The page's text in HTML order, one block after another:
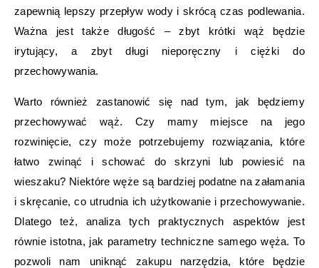
zapewnią lepszy przepływ wody i skrócą czas podlewania.
Ważna jest także długość – zbyt krótki wąż będzie
irytujący, a zbyt długi nieporęczny i ciężki do
przechowywania.
Warto również zastanowić się nad tym, jak będziemy
przechowywać wąż. Czy mamy miejsce na jego
rozwinięcie, czy może potrzebujemy rozwiązania, które
łatwo zwinąć i schować do skrzyni lub powiesić na
wieszaku? Niektóre węże są bardziej podatne na załamania
i skręcanie, co utrudnia ich użytkowanie i przechowywanie.
Dlatego też, analiza tych praktycznych aspektów jest
równie istotna, jak parametry techniczne samego węża. To
pozwoli nam uniknąć zakupu narzędzia, które będzie